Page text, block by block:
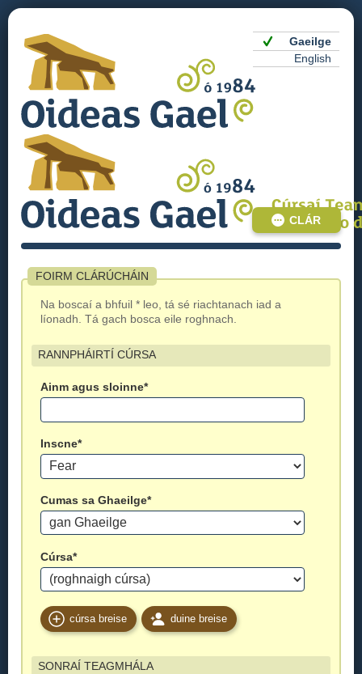
Gaeilge
English
CLÁR
FOIRM CLÁRÚCHÁIN
Na boscaí a bhfuil * leo, tá sé riachtanach iad a
líonadh. Tá gach bosca eile roghnach.
RANNPHÁIRTÍ CÚRSA
Ainm agus sloinne*
Inscne*
Cumas sa Ghaeilge*
Cúrsa*
cúrsa breise duine breise
SONRAÍ TEAGMHÁLA